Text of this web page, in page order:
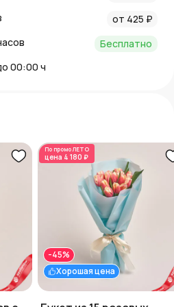
от 425 ₽
Бесплатно
00:00 ч
По промоЛЕТО
цена 4 180 ₽
Хорошая цена
-45%